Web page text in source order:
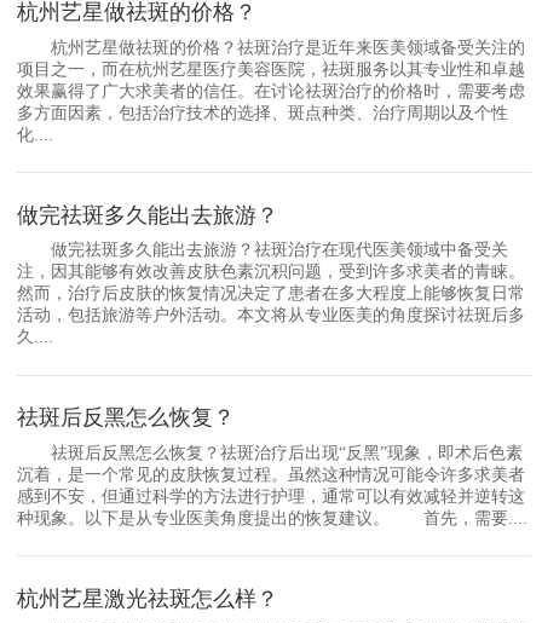
杭州艺星做祛斑的价格？
杭州艺星做祛斑的价格？祛斑治疗是近年来医美领域备受关注的
项目之一，而在杭州艺星医疗美容医院，祛斑服务以其专业性和卓越
效果赢得了广大求美者的信任。在讨论祛斑治疗的价格时，需要考虑
多方面因素，包括治疗技术的选择、斑点种类、治疗周期以及个性
化....
做完祛斑多久能出去旅游？
做完祛斑多久能出去旅游？祛斑治疗在现代医美领域中备受关
注，因其能够有效改善皮肤色素沉积问题，受到许多求美者的青睐。
然而，治疗后皮肤的恢复情况决定了患者在多大程度上能够恢复日常
活动，包括旅游等户外活动。本文将从专业医美的角度探讨祛斑后多
久....
祛斑后反黑怎么恢复？
祛斑后反黑怎么恢复？祛斑治疗后出现“反黑”现象，即术后色素
沉着，是一个常见的皮肤恢复过程。虽然这种情况可能令许多求美者
感到不安，但通过科学的方法进行护理，通常可以有效减轻并逆转这
种现象。以下是从专业医美角度提出的恢复建议。 首先，需要....
杭州艺星激光祛斑怎么样？